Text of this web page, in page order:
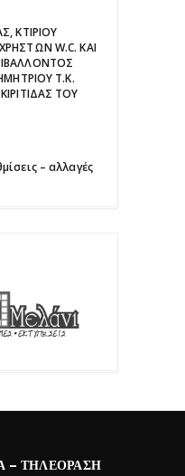
ΚΤΙΡΙΟΥ
W.C. ΚΑΙ
Τ.Κ.
ΤΟΥ
– αλλαγές
– ΤΗΛΕΌΡΑΣΗ